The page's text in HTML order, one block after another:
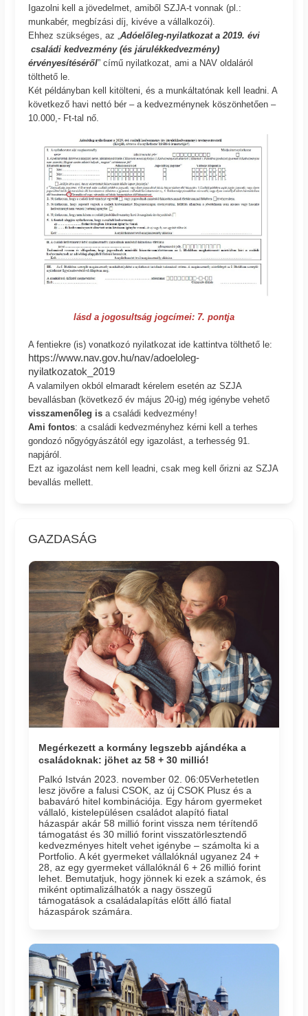
Igazolni kell a jövedelmet, amiből SZJA-t vonnak (pl.:
munkabér, megbízási díj, kivéve a vállalkozói).
Ehhez szükséges, az „Adóelőleg-nyilatkozat a 2019. évi
családi kedvezmény (és járulékkedvezmény)
érvényesítéséről” című nyilatkozat, ami a NAV oldaláról
tölthető le.
Két példányban kell kitölteni, és a munkáltatónak kell leadni. A
következő havi nettó bér – a kedvezménynek köszönhetően –
10.000,- Ft-tal nő.
lásd a jogosultság jogcímei: 7. pontja
A fentiekre (is) vonatkozó nyilatkozat ide kattintva tölthető le:
https://www.nav.gov.hu/nav/adoeloleg-
nyilatkozatok_2019
A valamilyen okból elmaradt kérelem esetén az SZJA
bevallásban (következő év május 20-ig) még igénybe vehető
visszamenőleg is a családi kedvezmény!
Ami fontos: a családi kedvezményhez kérni kell a terhes
gondozó nőgyógyászától egy igazolást, a terhesség 91.
napjáról.
Ezt az igazolást nem kell leadni, csak meg kell őrizni az SZJA
bevallás mellett.
GAZDASÁG
Megérkezett a kormány legszebb ajándéka a
családoknak: jöhet az 58 + 30 millió!
Palkó István 2023. november 02. 06:05​Verhetetlen
lesz jövőre a falusi CSOK, az új CSOK Plusz és a
babaváró hitel kombinációja. Egy három gyermeket
vállaló, kistelepülésen családot alapító fiatal
házaspár akár 58 millió forint vissza nem térítendő
támogatást és 30 millió forint visszatörlesztendő
kedvezményes hitelt vehet igénybe – számolta ki a
Portfolio. A két gyermeket vállalóknál ugyanez 24 +
28, az egy gyermeket vállalóknál 6 + 26 millió forint
lehet. Bemutatjuk, hogy jönnek ki ezek a számok, és
miként optimalizálhatók a nagy összegű
támogatások a családalapítás előtt álló fiatal
házaspárok számára.